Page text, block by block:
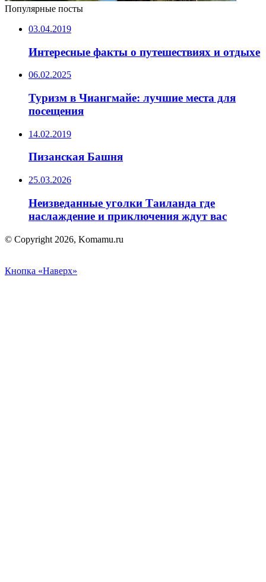
Популярные посты
03.04.2019
Интересные факты о путешествиях и отдыхе
06.02.2025
Туризм в Чиангмайе: лучшие места для
посещения
14.02.2019
Пизанская Башня
25.03.2026
Неизведанные уголки Таиланда где
наслаждение и приключения ждут вас
© Copyright 2026, Komamu.ru
Кнопка «Наверх»